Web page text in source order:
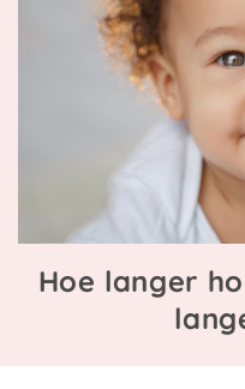
Hoe langer